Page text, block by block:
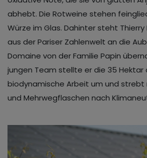
abhebt. Die Rotweine stehen
Würze im Glas. Dahinter steht Thierry
aus der Pariser Zahlenwelt an die
Domaine von der Familie Papin
jungen Team stellte er die 35 Hektar
biodynamische Arbeit um und strebt
und Mehrwegflaschen nach